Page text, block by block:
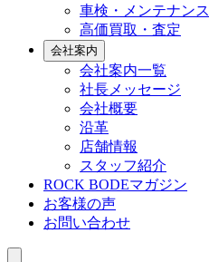
車検・メンテナンス
高価買取・査定
会社案内
会社案内一覧
社長メッセージ
会社概要
沿革
店舗情報
スタッフ紹介
ROCK BODEマガジン
お客様の声
お問い合わせ